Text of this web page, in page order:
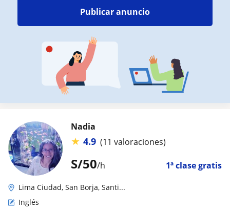
Publicar anuncio
S/50/h 1ª clase gratis
Nadia
★ 4.9 (11 valoraciones)
Lima Ciudad, San Borja, Santi...
Inglés